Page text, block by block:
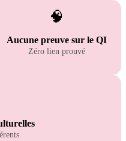
🧠
Aucune preuve sur le QI
Zéro lien prouvé